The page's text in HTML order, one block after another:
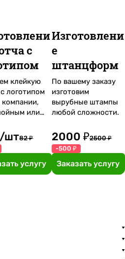
с
клейкую
логотипом
компании,
или
от 1 до 4
шт82 ₽
услугу
Изготовлени
е
штанцформ
По вашему заказу
изготовим
вырубные штампы
любой сложности.
2000 ₽2500 ₽
-500 ₽
Заказать услугу